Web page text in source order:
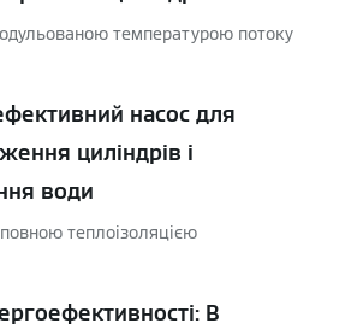
температурою потоку
насос для
циліндрів і
води
теплоізоляцією
B